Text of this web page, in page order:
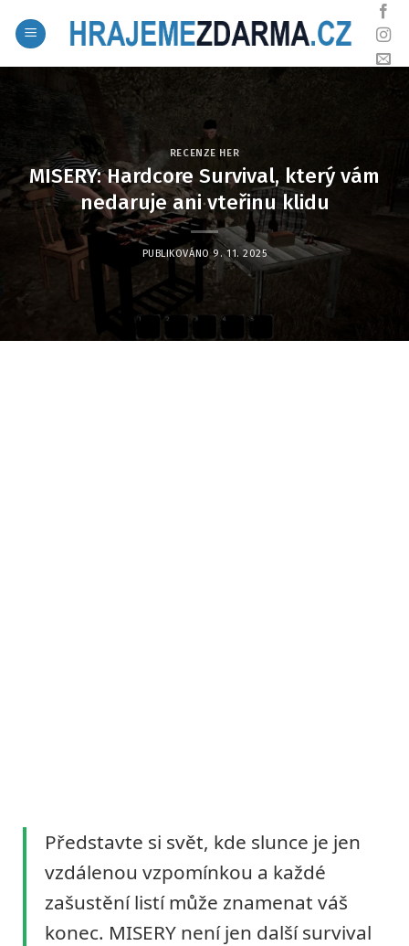
RECENZE HER
MISERY: Hardcore Survival, který vám
nedaruje ani vteřinu klidu
PUBLIKOVÁNO9. 11. 2025
Představte si svět, kde slunce je jen
vzdálenou vzpomínkou a každé
zašustění listí může znamenat váš
konec. MISERY není jen další survival